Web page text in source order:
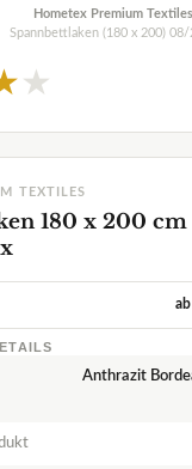
Hometex Premium Textiles
Spannbettlaken (180 x 200) 08/
★
TEXTILES
180 x 200
Anthrazit